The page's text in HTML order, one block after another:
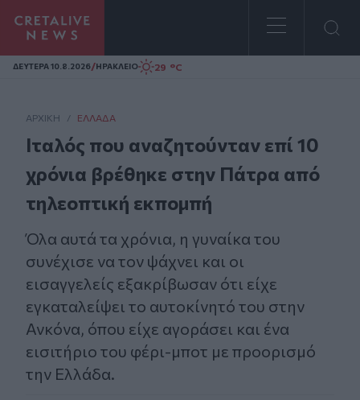
Homepage
ΔΕΥΤΕΡΑ 10.8.2026/ΗΡΑΚΛΕΙΟ 29 °C
ΑΡΧΙΚΗ / ΕΛΛΆΔΑ
Ιταλός που αναζητούνταν επί 10
χρόνια βρέθηκε στην Πάτρα από
τηλεοπτική εκπομπή
Όλα αυτά τα χρόνια, η γυναίκα του
συνέχισε να τον ψάχνει και οι
εισαγγελείς εξακρίβωσαν ότι είχε
εγκαταλείψει το αυτοκίνητό του στην
Ανκόνα, όπου είχε αγοράσει και ένα
εισιτήριο του φέρι-μποτ με προορισμό
την Ελλάδα.